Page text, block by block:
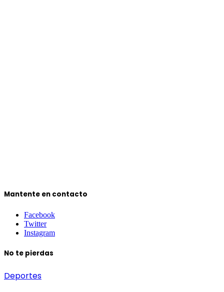
Mantente en contacto
Facebook
Twitter
Instagram
No te pierdas
Deportes